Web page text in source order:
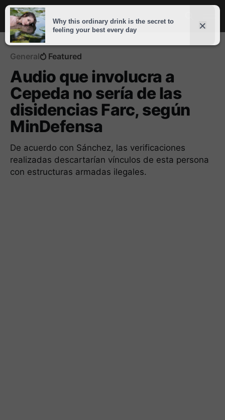
General Featured
Audio que involucra a
Cepeda no sería de las
disidencias Farc, según
MinDefensa
De acuerdo con Sánchez, las verificaciones
realizadas descartarían vínculos de esta persona
con estructuras armadas ilegales.